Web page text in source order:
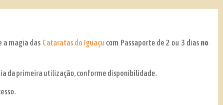
a magia das Cataratas do Iguaçu com Passaporte de 2 ou 3 dias no
da primeira utilização, conforme disponibilidade.